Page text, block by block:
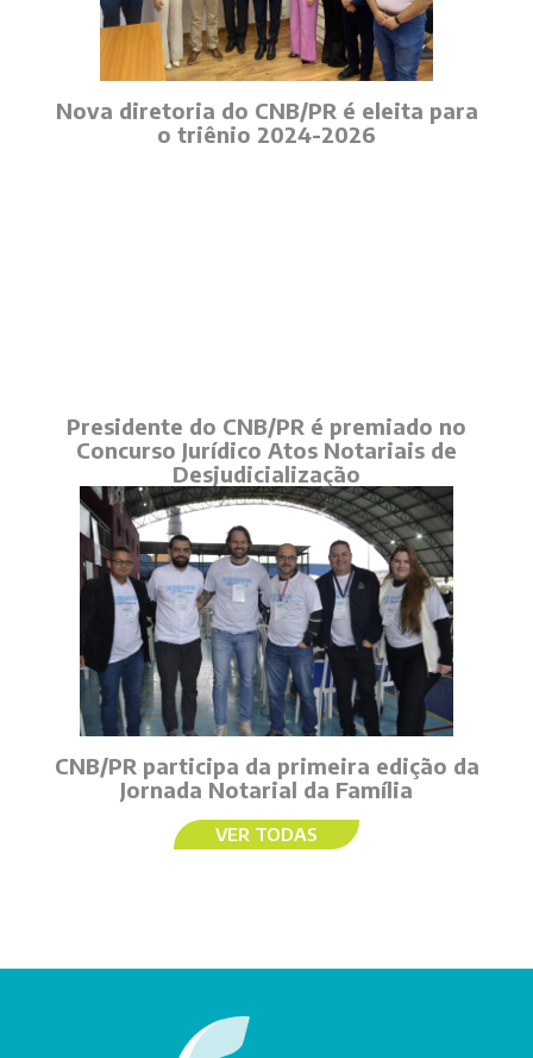
Nova diretoria do CNB/PR é eleita para
o triênio 2024-2026
Presidente do CNB/PR é premiado no
Concurso Jurídico Atos Notariais de
Desjudicialização
CNB/PR participa da primeira edição da
Jornada Notarial da Família
VER TODAS